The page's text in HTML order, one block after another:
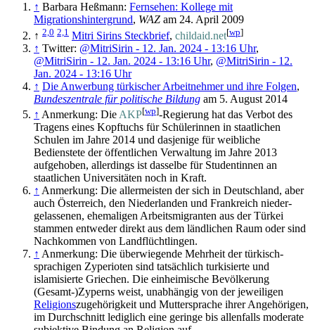
↑ Barbara Heßmann: Fernsehen: Kollege mit
Migrationshintergrund, WAZ am 24. April 2009
↑ 2,0 2,1 Mitri Sirins Steckbrief, childaid.net[wp]
↑ Twitter: @MitriSirin - 12. Jan. 2024 - 13:16 Uhr,
@MitriSirin - 12. Jan. 2024 - 13:16 Uhr, @MitriSirin - 12.
Jan. 2024 - 13:16 Uhr
↑ Die Anwerbung türkischer Arbeitnehmer und ihre Folgen,
Bundeszentrale für politische Bildung am 5. August 2014
↑ Anmerkung: Die AKP[wp]-Regierung hat das Verbot des
Tragens eines Kopftuchs für Schülerinnen in staatlichen
Schulen im Jahre 2014 und dasjenige für weibliche
Bedienstete der öffentlichen Verwaltung im Jahre 2013
aufgehoben, allerdings ist dasselbe für Studentinnen an
staatlichen Universitäten noch in Kraft.
↑ Anmerkung: Die allermeisten der sich in Deutschland, aber
auch Österreich, den Niederlanden und Frankreich nieder­
gelassenen, ehemaligen Arbeits­migranten aus der Türkei
stammen entweder direkt aus dem ländlichen Raum oder sind
Nachkommen von Land­flüchtlingen.
↑ Anmerkung: Die überwiegende Mehrheit der türkisch­
sprachigen Zyperioten sind tatsächlich turkisierte und
islamisierte Griechen. Die einheimische Bevölkerung
(Gesamt-)Zyperns weist, unabhängig von der jeweiligen
Religions­zugehörigkeit und Muttersprache ihrer Angehörigen,
im Durchschnitt lediglich eine geringe bis allenfalls moderate